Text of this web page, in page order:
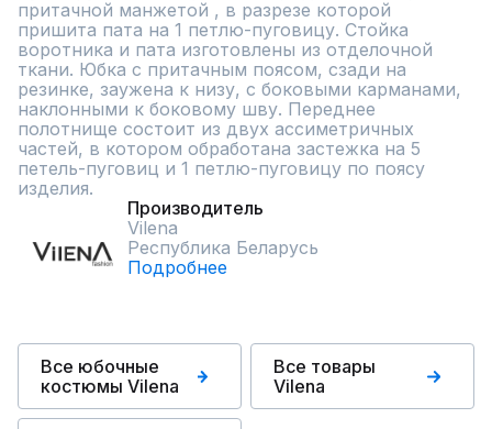
притачной манжетой , в разрезе которой
пришита пата на 1 петлю-пуговицу. Стойка
воротника и пата изготовлены из отделочной
ткани. Юбка с притачным поясом, сзади на
резинке, заужена к низу, с боковыми карманами,
наклонными к боковому шву. Переднее
полотнище состоит из двух ассиметричных
частей, в котором обработана застежка на 5
петель-пуговиц и 1 петлю-пуговицу по поясу
изделия.
Производитель
Vilena
Республика Беларусь
Подробнее
Все юбочные
костюмы Vilena
Все товары
Vilena